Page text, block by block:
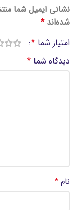
نشانی ایمیل شما
شده‌اند*
امتیاز شما *
دیدگاه شما *
نام *